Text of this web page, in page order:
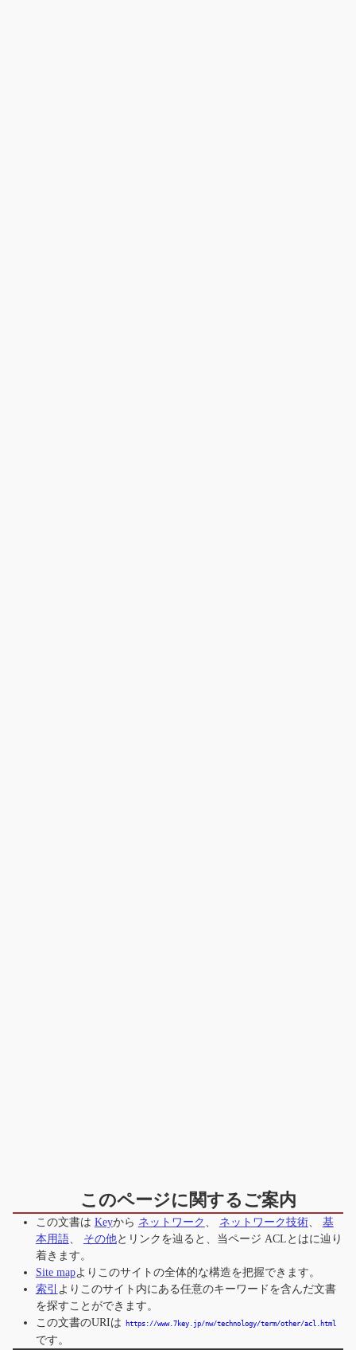
このページに関するご案内
この文書は Keyから ネットワーク ネットワーク技術、
基
本用語、 その他とリンクを辿ると、当ページ ACLとはに辿り
着きます。
Site mapよりこのサイトの全体的な構造を把握できます。
索引 よりこのサイト内にある任意のキーワードを含んだ文書
を探すことができます。
この文書のURIは
https://www.7key.jp/nw/technology/term/other/acl.html
です。